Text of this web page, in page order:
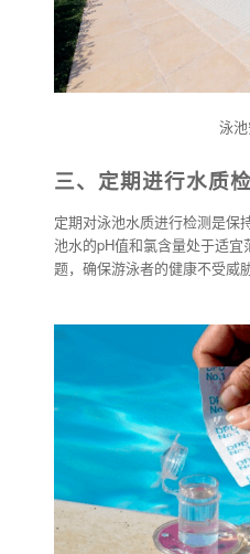
泳
三、定期进行水质
定期对泳池水质进行检测是保
池水的pH值和氯含量处于适
题，确保游泳者的健康不受威胁